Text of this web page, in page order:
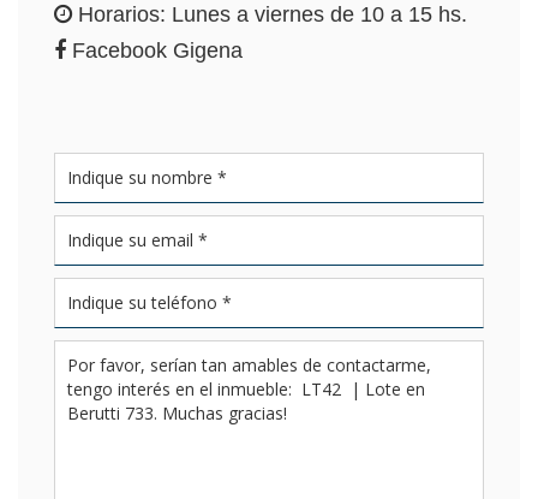
Horarios: Lunes a viernes de 10 a 15 hs.
Facebook Gigena